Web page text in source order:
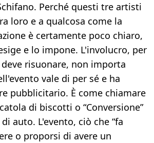
Perché questi tre artisti
loro e a qualcosa come la
è certamente poco chiaro,
e lo impone. L'involucro, per
risuonare, non importa
vale di per sé e ha
pubblicitario. È come chiamare
di biscotti o “Conversione”
auto. L'evento, ciò che “fa
o proporsi di avere un